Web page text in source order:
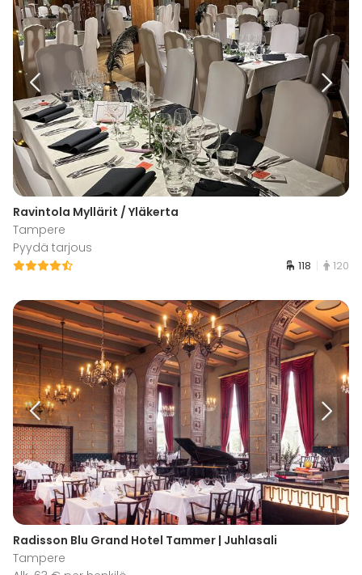
Ravintola Myllärit / Yläkerta
Tampere
Pyydä tarjous
118 120
Radisson Blu Grand Hotel Tammer | Juhlasali
Tampere